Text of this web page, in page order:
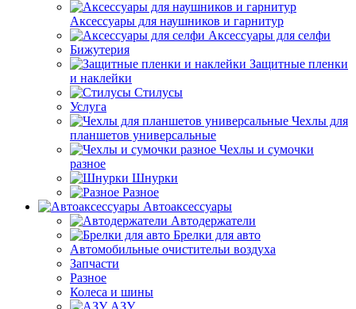
Аксессуары для наушников и гарнитур
Аксессуары для селфи
Бижутерия
Защитные пленки
и наклейки
Стилусы
Услуга
Чехлы для
планшетов универсальные
Чехлы и сумочки
разное
Шнурки
Разное
Автоаксессуары
Автодержатели
Брелки для авто
Автомобильные очистительи воздуха
Запчасти
Разное
Колеса и шины
АЗУ